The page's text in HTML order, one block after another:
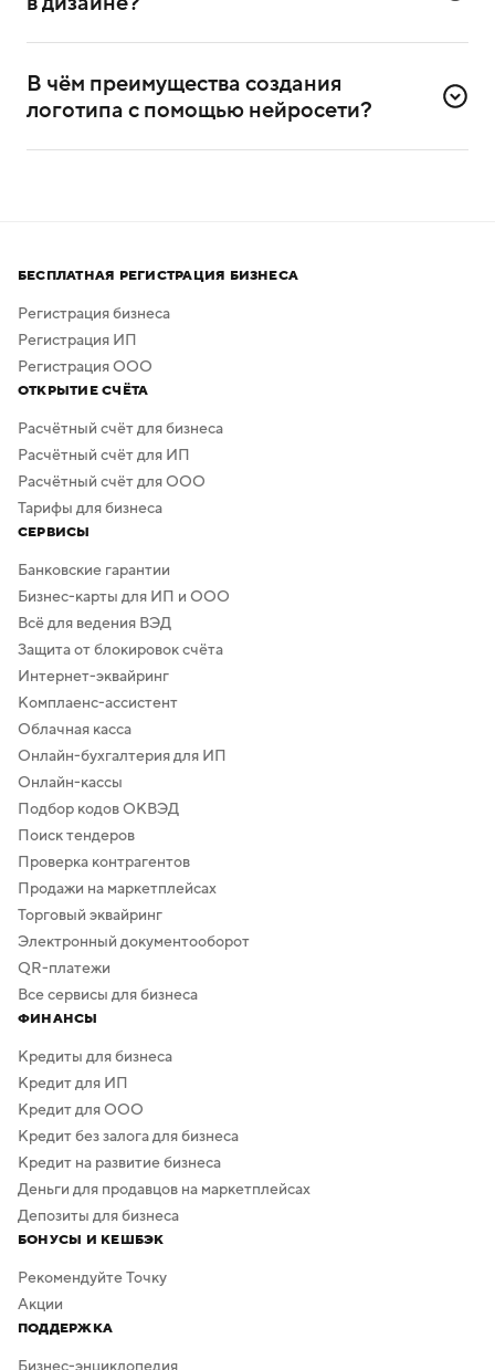
дизайнерского опыта. Он разработан специально для
самостоятельного создания логотипов.
В чём преимущества создания
логотипа с помощью нейросети?
а скачать результат можно бесплатно в высоком
качестве. Дополнительная обработка не нужна —
в сервисе предусмотрено скачивание логотипа без
фона.
БЕСПЛАТНАЯ РЕГИСТРАЦИЯ БИЗНЕСА
Регистрация бизнеса
Регистрация ИП
Регистрация ООО
ОТКРЫТИЕ СЧЁТА
Расчётный счёт для бизнеса
Расчётный счёт для ИП
Расчётный счёт для ООО
Тарифы для бизнеса
СЕРВИСЫ
Банковские гарантии
Бизнес-карты для ИП и ООО
Всё для ведения ВЭД
Защита от блокировок счёта
Интернет-эквайринг
Комплаенс-ассистент
Облачная касса
Онлайн-бухгалтерия для ИП
Онлайн-кассы
Подбор кодов ОКВЭД
Поиск тендеров
Проверка контрагентов
Продажи на маркетплейсах
Торговый эквайринг
Электронный документооборот
QR-платежи
Все сервисы для бизнеса
ФИНАНСЫ
Кредиты для бизнеса
Кредит для ИП
Кредит для ООО
Кредит без залога для бизнеса
Кредит на развитие бизнеса
Деньги для продавцов на маркетплейсах
Депозиты для бизнеса
БОНУСЫ И КЕШБЭК
Рекомендуйте Точку
Акции
ПОДДЕРЖКА
Бизнес-энциклопедия